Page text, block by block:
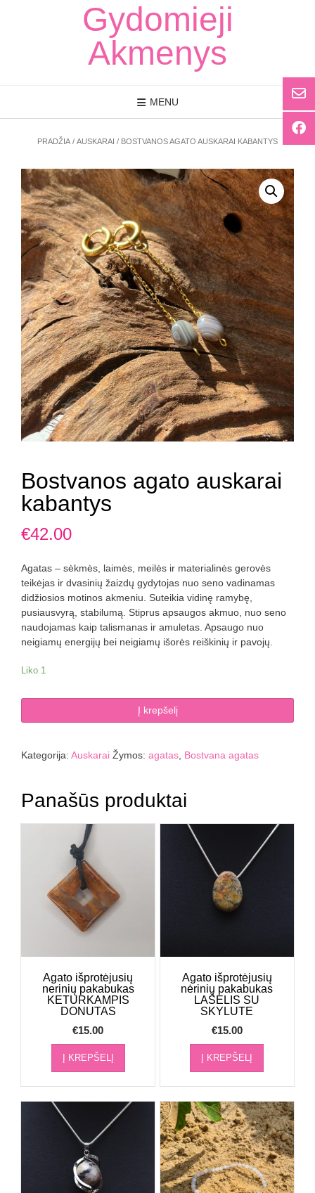
Gydomieji
Akmenys
MENU
PRADŽIA / AUSKARAI / BOSTVANOS AGATO AUSKARAI KABANTYS
Bostvanos agato auskarai
kabantys
€42.00
Agatas – sėkmės, laimės, meilės ir materialinės gerovės
teikėjas ir dvasinių žaizdų gydytojas nuo seno vadinamas
didžiosios motinos akmeniu. Suteikia vidinę ramybę,
pusiausvyrą, stabilumą. Stiprus apsaugos akmuo, nuo seno
naudojamas kaip talismanas ir amuletas. Apsaugo nuo
neigiamų energijų bei neigiamų išorės reiškinių ir pavojų.
Liko 1
kiekis:
agato
auskarai
Į krepšelį
Kategorija: Auskarai Žymos: agatas, Bostvana agatas
Panašūs produktai
Agato išprotėjusių
nerinių pakabukas
KETURKAMPIS
DONUTAS
€15.00
Į KREPŠELĮ
Agato išprotėjusių
nėrinių pakabukas
LAŠELIS SU
SKYLUTE
€15.00
Į KREPŠELĮ